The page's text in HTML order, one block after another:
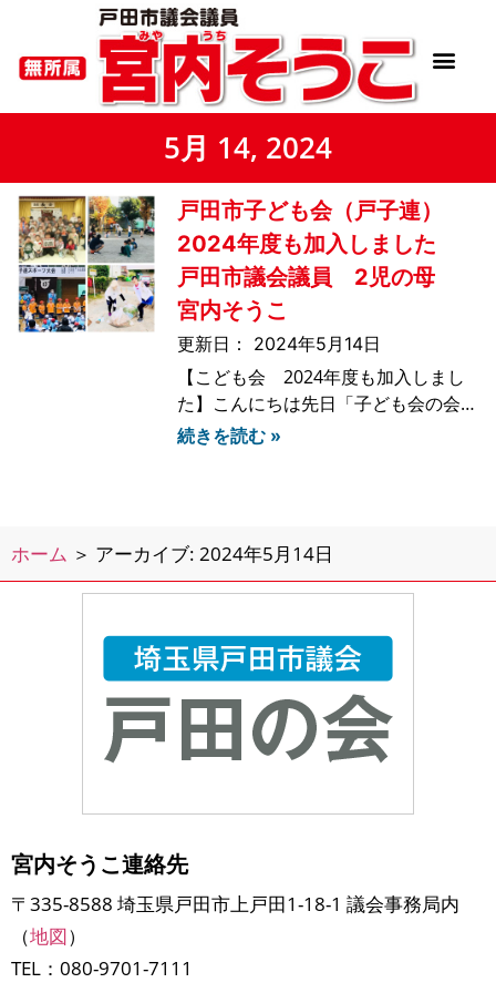
5月 14, 2024
戸田市子ども会（戸子連）
2024年度も加入しました
戸田市議会議員 2児の母
宮内そうこ
2024年5月14日
【こども会 2024年度も加入しまし
た】こんにちは先日「子ども会の会費
について」の回覧が回ってきました。
行い、役員ではない年
続きを読む »
ホーム ＞ アーカイブ: 2024年5月14日
宮内そうこ連絡先
〒335-8588 埼玉県戸田市上戸田1-18-1 議会事務局内
（地図）
TEL：080-9701-7111